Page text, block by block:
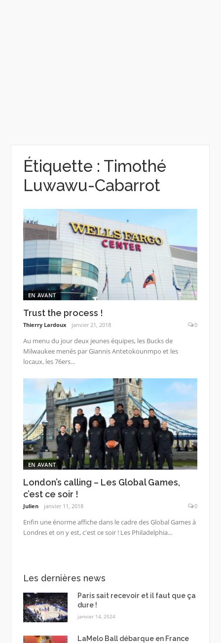
Étiquette : Timothé
Luwawu-Cabarrot
EN AVANT
Trust the process !
Thierry Lardoux janvier 21, 2018 0
Au menu du jour deux jeunes équipes, les Bucks de
Milwaukee menés par Giannis Antetokounmpo et les
locaux, les 76ers...
EN AVANT
London’s calling – Les Global Games,
c’est ce soir !
Julien janvier 11, 2018 0
Enfin une énorme affiche dans le cadre des Global Games à
Londres et on y est, c'est ce soir ! Les Philadelphia...
Les dernières news
Paris sait recevoir et il faut que ça
dure !
janvier 14, 2024
LaMelo Ball débarque en France